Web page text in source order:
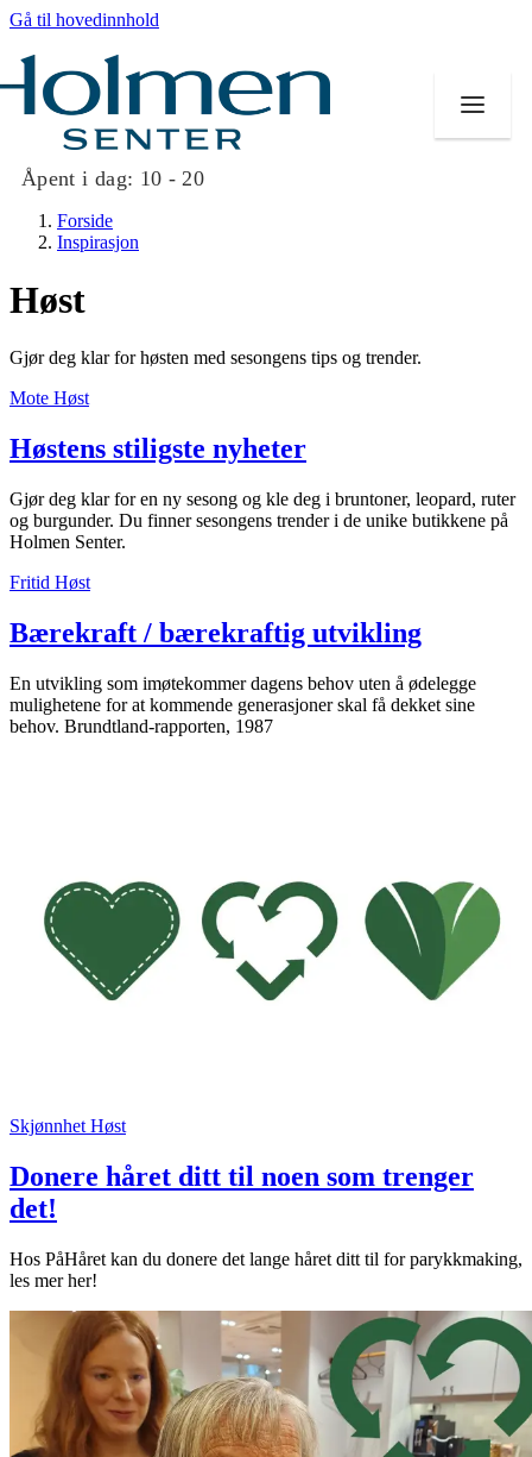
Gå til hovedinnhold
Åpent i dag: 10 - 20
Tilbud
Inspirasjon
Søk
Magasin
Gavekort
Finn frem
Forside
Inspirasjon
Høst
Gjør deg klar for høsten med sesongens tips og trender.
Mote Høst
Høstens stiligste nyheter
Gjør deg klar for en ny sesong og kle deg i bruntoner, leopard, ruter
og burgunder. Du finner sesongens trender i de unike butikkene på
Holmen Senter.
Fritid Høst
Bærekraft / bærekraftig utvikling
En utvikling som imøtekommer dagens behov uten å ødelegge
mulighetene for at kommende generasjoner skal få dekket sine
behov. Brundtland-rapporten, 1987
Skjønnhet Høst
Donere håret ditt til noen som trenger
det!
Hos PåHåret kan du donere det lange håret ditt til for parykkmaking,
les mer her!